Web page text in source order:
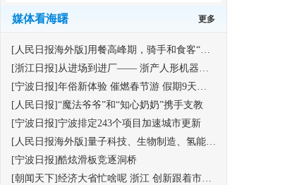
媒体看海曙 更多
[人民日报海外版]用餐高峰期，骑手和食客“同时排队”现象增多—— 外卖与堂食，餐厅优先保障谁？
[浙江日报]从进场到进厂—— 浙产人形机器人离“打工人”还有多远
[宁波日报]年俗新体验 催燃春节游 假期9天，宁波全域接待游客突破1000万人次
[人民日报]“魔法爷爷”和“知心奶奶”携手支教
[宁波日报]宁波排定243个项目加速城市更新
[人民日报海外版]量子科技、生物制造、氢能和核聚变能、脑机接口、具身智能、6G—— 这6大未来产业，加快跑进现实
[宁波日报]酷炫滑板竞逐洞桥
[朝闻天下]经济大省忙啥呢 浙江 创新跟着市场走 “特长”变“特产”